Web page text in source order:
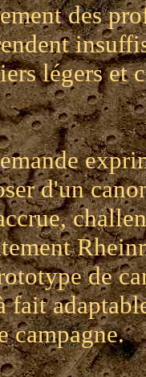
des
légers et
d'un
de
fait
campagne.